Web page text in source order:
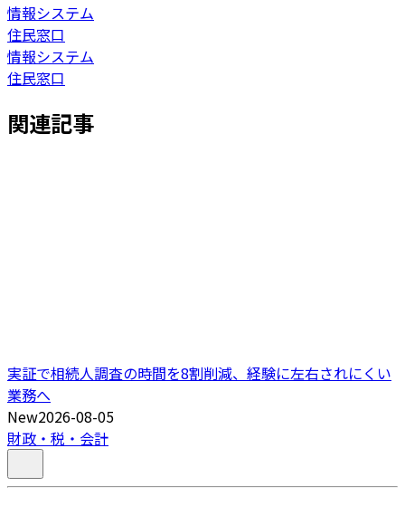
情報システム
住民窓口
情報システム
住民窓口
関連記事
実証で相続人調査の時間を8割削減、経験に左右されにくい
業務へ
New2026-08-05
財政・税・会計